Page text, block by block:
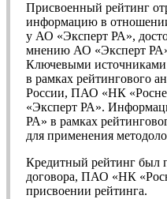
Присвоенный рейтинг
информацию в
у АО «Эксперт РА»,
мнению АО «Эксперт
Ключевыми
в рамках рейтингового
России, ПАО «НК
«Эксперт РА».
РА» в рамках
для применения
Кредитный рейтинг был
договора, ПАО «НК
присвоении рейтинга.